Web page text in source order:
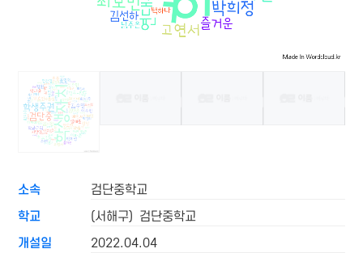
소속
검단중학교
학교
(서해구) 검단중학교
개설일
2022.04.04